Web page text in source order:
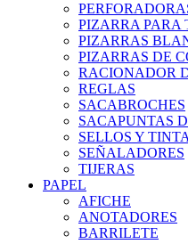
PIZARRA PARA
PIZARRAS
PIZARRAS DE
RACIONADOR
REGLAS
SACABROCHES
SACAPUNTAS
SELLOS Y
SEÑALADORES
TIJERAS
PAPEL
AFICHE
ANOTADORES
BARRILETE